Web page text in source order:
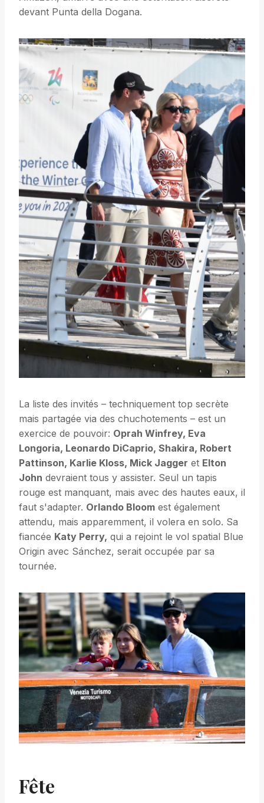
devant Punta della Dogana.
La liste des invités – techniquement top secrète
mais partagée via des chuchotements – est un
exercice de pouvoir: Oprah Winfrey, Eva
Longoria, Leonardo DiCaprio, Shakira, Robert
Pattinson, Karlie Kloss, Mick Jagger et Elton
John devraient tous y assister. Seul un tapis
rouge est manquant, mais avec des hautes eaux, il
faut s'adapter. Orlando Bloom est également
attendu, mais apparemment, il volera en solo. Sa
fiancée Katy Perry, qui a rejoint le vol spatial Blue
Origin avec Sánchez, serait occupée par sa
tournée.
Fête